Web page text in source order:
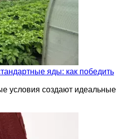
яды: как победить
условия создают идеальные